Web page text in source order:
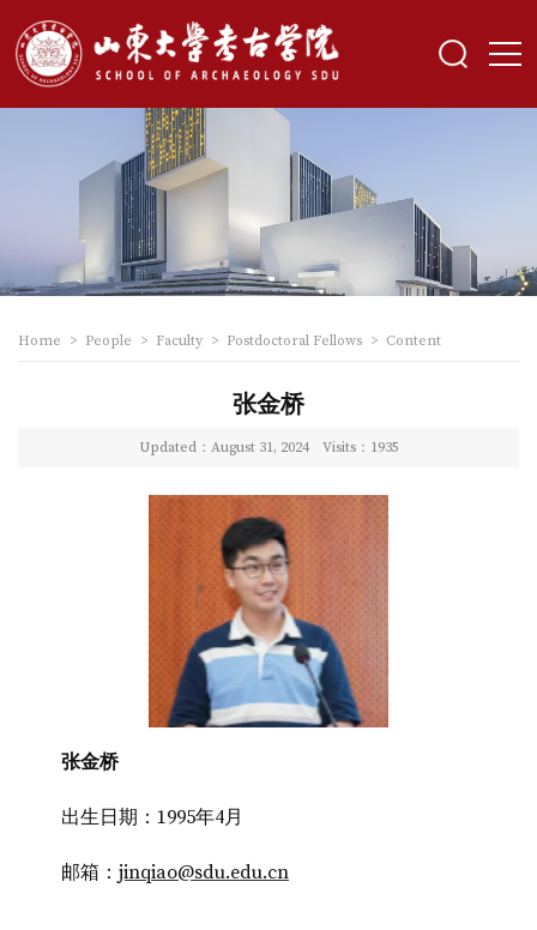
Home > People > Faculty > Postdoctoral Fellows > Content
张金桥
Updated：August 31, 2024 Visits： 1935
张金桥
出生日期：1995年4月
邮箱： jinqiao@sdu.edu.cn